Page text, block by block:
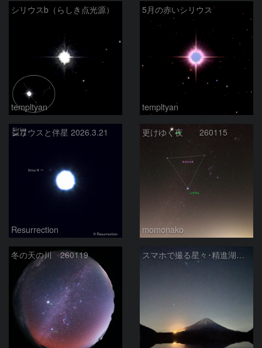
シリウスb（らしき点光源）
templtyan
5月の赤いシリウス
templtyan
シリウスと伴星 2026.3.21
Resurrection
更けゆく夜 260115
momonako
冬の天の川 260119 スマホで撮る星々･精進湖での冬の星座